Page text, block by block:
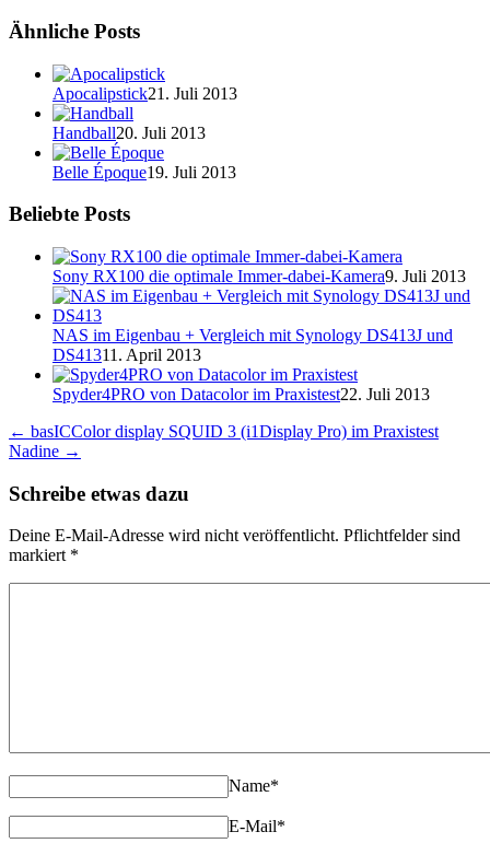
Ähnliche Posts
Apocalipstick21. Juli 2013
Handball20. Juli 2013
Belle Époque19. Juli 2013
Beliebte Posts
Sony RX100 die optimale Immer-dabei-Kamera9. Juli 2013
NAS im Eigenbau + Vergleich mit Synology DS413J und
DS41311. April 2013
Spyder4PRO von Datacolor im Praxistest22. Juli 2013
← basICColor display SQUID 3 (i1Display Pro) im Praxistest
Nadine →
Schreibe etwas dazu
Deine E-Mail-Adresse wird nicht veröffentlicht. Pflichtfelder sind
markiert *
Name*
E-Mail*